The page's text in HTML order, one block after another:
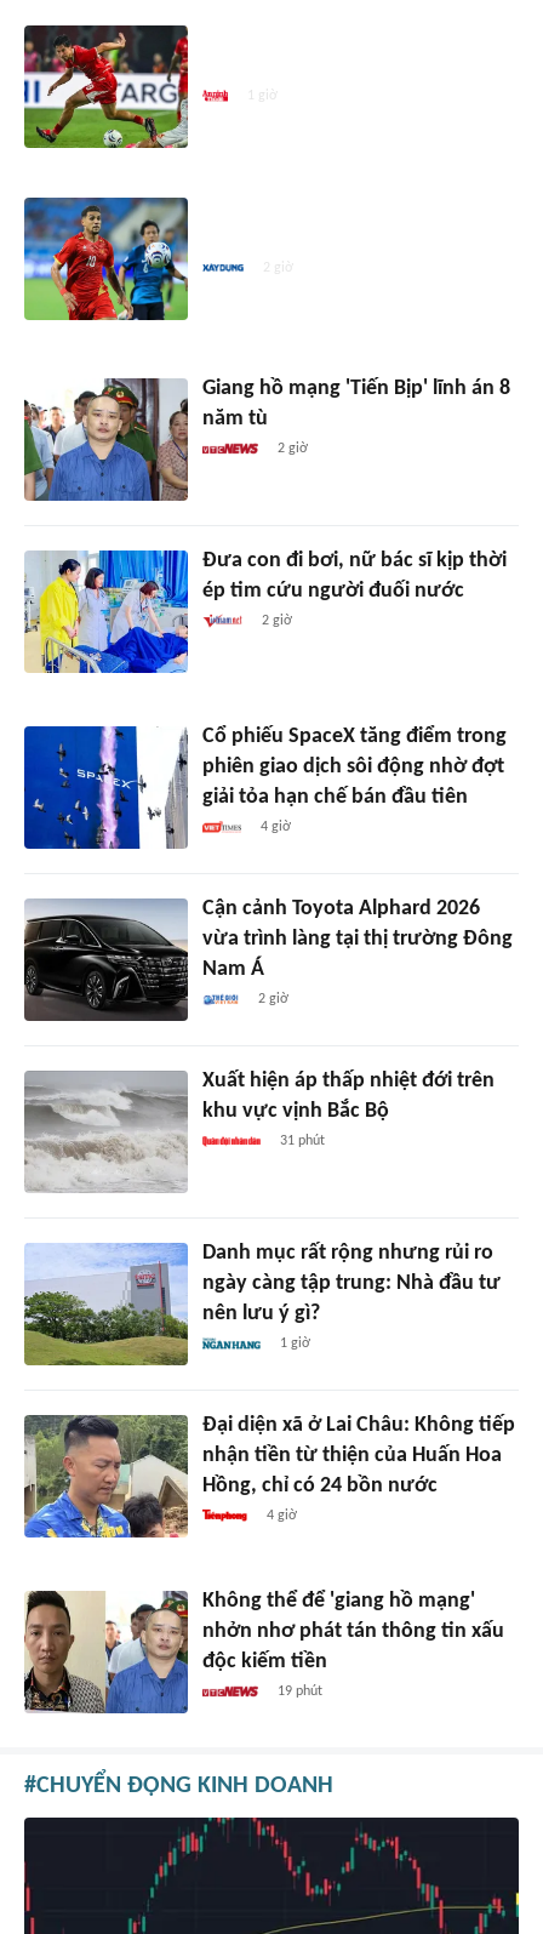
1 giờ
2 giờ
Giang hồ mạng 'Tiến Bịp' lĩnh án 8
năm tù
2 giờ
Đưa con đi bơi, nữ bác sĩ kịp thời
ép tim cứu người đuối nước
2 giờ
Cổ phiếu SpaceX tăng điểm trong
phiên giao dịch sôi động nhờ đợt
giải tỏa hạn chế bán đầu tiên
4 giờ
Cận cảnh Toyota Alphard 2026
vừa trình làng tại thị trường Đông
Nam Á
2 giờ
Xuất hiện áp thấp nhiệt đới trên
khu vực vịnh Bắc Bộ
31 phút
Danh mục rất rộng nhưng rủi ro
ngày càng tập trung: Nhà đầu tư
nên lưu ý gì?
1 giờ
Đại diện xã ở Lai Châu: Không tiếp
nhận tiền từ thiện của Huấn Hoa
Hồng, chỉ có 24 bồn nước
4 giờ
Không thể để 'giang hồ mạng'
nhởn nhơ phát tán thông tin xấu
độc kiếm tiền
19 phút
CHUYỂN ĐỘNG KINH DOANH